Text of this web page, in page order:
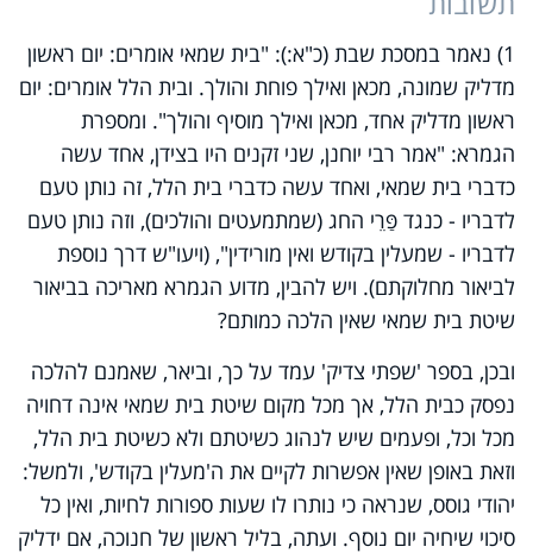
1) נאמר במסכת שבת (כ"א:): "בית שמאי אומרים: יום ראשון
מדליק שמונה, מכאן ואילך פוחת והולך. ובית הלל אומרים: יום
ראשון מדליק אחד, מכאן ואילך מוסיף והולך". ומספרת
הגמרא: "אמר רבי יוחנן, שני זקנים היו בצידן, אחד עשה
כדברי בית שמאי, ואחד עשה כדברי בית הלל, זה נותן טעם
לדבריו - כנגד פַּרֵי החג (שמתמעטים והולכים), וזה נותן טעם
לדבריו - שמעלין בקודש ואין מורידין", (ויעו"ש דרך נוספת
לביאור מחלוקתם). ויש להבין, מדוע הגמרא מאריכה בביאור
שיטת בית שמאי שאין הלכה כמותם?
ובכן, בספר 'שפתי צדיק' עמד על כך, וביאר, שאמנם להלכה
נפסק כבית הלל, אך מכל מקום שיטת בית שמאי אינה דחויה
מכל וכל, ופעמים שיש לנהוג כשיטתם ולא כשיטת בית הלל,
וזאת באופן שאין אפשרות לקיים את ה'מעלין בקודש', ולמשל:
יהודי גוסס, שנראה כי נותרו לו שעות ספורות לחיות, ואין כל
סיכוי שיחיה יום נוסף. ועתה, בליל ראשון של חנוכה, אם ידליק